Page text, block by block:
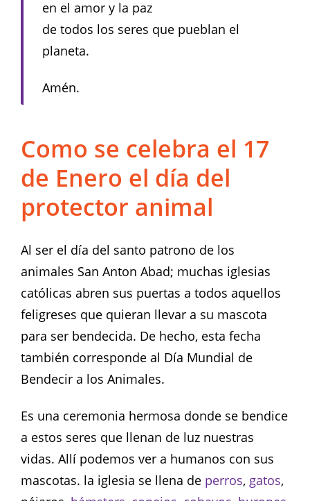
en el amor y la paz
de todos los seres que pueblan el
planeta.
Amén.
Como se celebra el 17
de Enero el día del
protector animal
Al ser el día del santo patrono de los
animales San Anton Abad; muchas iglesias
católicas abren sus puertas a todos aquellos
feligreses que quieran llevar a su mascota
para ser bendecida. De hecho, esta fecha
también corresponde al Día Mundial de
Bendecir a los Animales.
Es una ceremonia hermosa donde se bendice
a estos seres que llenan de luz nuestras
vidas. Allí podemos ver a humanos con sus
mascotas. la iglesia se llena de perros, gatos,